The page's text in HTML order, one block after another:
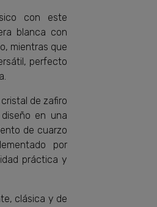
con este
blanca con
mientras que
perfecto
de zafiro
en una
de cuarzo
por
práctica y
clásica y de